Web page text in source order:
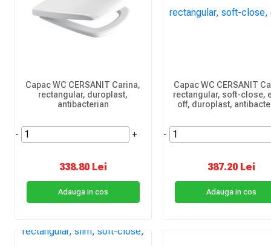
Capac WC CERSANIT Carina,
rectangular, duroplast,
antibacterian
- +
338.80 Lei
Adauga in cos
Capac WC CERSANIT
rectangular, soft-close,
off, duroplast,
-
387.20 Lei
Adauga in cos